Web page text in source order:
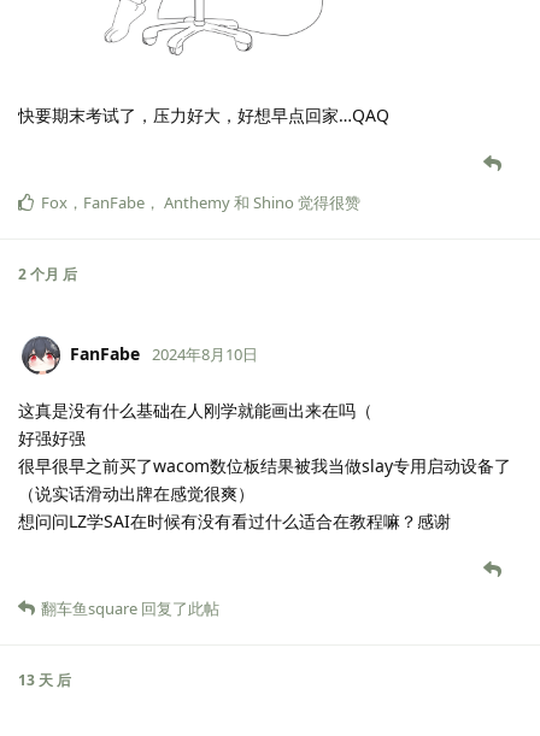
快要期末考试了，压力好大，好想早点回家…QAQ
Fox ， FanFabe ， Anthemy和 Shino 觉得很赞
2 个月 后
FanFabe 2024年8月10日
这真是没有什么基础在人刚学就能画出来在吗（
好强好强
很早很早之前买了wacom数位板结果被我当做slay专用启动设备了
（说实话滑动出牌在感觉很爽）
想问问LZ学SAI在时候有没有看过什么适合在教程嘛？感谢
翻车鱼square 回复了此帖
13 天 后